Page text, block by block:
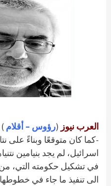
العرب نيوز (رؤوس – أقلام
-كما كان متوقعًا وبناءً على
اسرائيل، لم يجد بنيامين
في تشكيل حكومته
الى تنفيذ ما جاء في